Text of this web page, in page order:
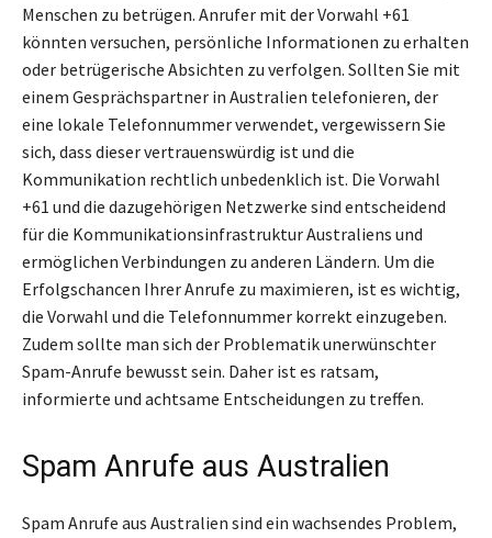
Menschen zu betrügen. Anrufer mit der Vorwahl +61
könnten versuchen, persönliche Informationen zu erhalten
oder betrügerische Absichten zu verfolgen. Sollten Sie mit
einem Gesprächspartner in Australien telefonieren, der
eine lokale Telefonnummer verwendet, vergewissern Sie
sich, dass dieser vertrauenswürdig ist und die
Kommunikation rechtlich unbedenklich ist. Die Vorwahl
+61 und die dazugehörigen Netzwerke sind entscheidend
für die Kommunikationsinfrastruktur Australiens und
ermöglichen Verbindungen zu anderen Ländern. Um die
Erfolgschancen Ihrer Anrufe zu maximieren, ist es wichtig,
die Vorwahl und die Telefonnummer korrekt einzugeben.
Zudem sollte man sich der Problematik unerwünschter
Spam-Anrufe bewusst sein. Daher ist es ratsam,
informierte und achtsame Entscheidungen zu treffen.
Spam Anrufe aus Australien
Spam Anrufe aus Australien sind ein wachsendes Problem,